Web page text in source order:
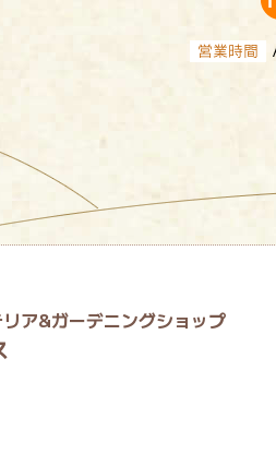
ア&ガーデニングショップ